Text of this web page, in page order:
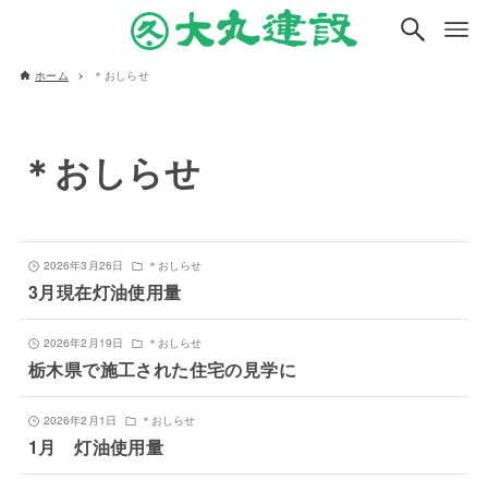
ホーム ＊おしらせ
＊おしらせ
2026年3月26日 ＊おしらせ
3月現在灯油使用量
2026年2月19日 ＊おしらせ
栃木県で施工された住宅の見学に
2026年2月1日 ＊おしらせ
1月 灯油使用量